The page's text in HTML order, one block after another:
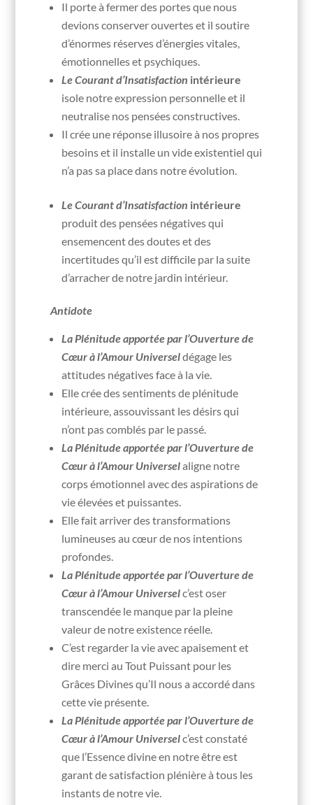
Il porte à fermer des portes que nous
devions conserver ouvertes et il soutire
d’énormes réserves d’énergies vitales,
émotionnelles et psychiques.
Le Courant d’Insatisfaction intérieure
isole notre expression personnelle et il
neutralise nos pensées constructives.
Il crée une réponse illusoire à nos propres
besoins et il installe un vide existentiel qui
n’a pas sa place dans notre évolution.
Le Courant d’Insatisfaction intérieure
produit des pensées négatives qui
ensemencent des doutes et des
incertitudes qu’il est difficile par la suite
d’arracher de notre jardin intérieur.
Antidote
La Plénitude apportée par l’Ouverture de
Cœur à l’Amour Universeldégage les
attitudes négatives face à la vie.
Elle crée des sentiments de plénitude
intérieure, assouvissant les désirs qui
n’ont pas comblés par le passé.
La Plénitude apportée par l’Ouverture de
Cœur à l’Amour Universelaligne notre
corps émotionnel avec des aspirations de
vie élevées et puissantes.
Elle fait arriver des transformations
lumineuses au cœur de nos intentions
profondes.
La Plénitude apportée par l’Ouverture de
Cœur à l’Amour Universelc’est oser
transcendée le manque par la pleine
valeur de notre existence réelle.
C’est regarder la vie avec apaisement et
dire merci au Tout Puissant pour les
Grâces Divines qu’Il nous a accordé dans
cette vie présente.
La Plénitude apportée par l’Ouverture de
Cœur à l’Amour Universelc’est constaté
que l’Essence divine en notre être est
garant de satisfaction plénière à tous les
instants de notre vie.